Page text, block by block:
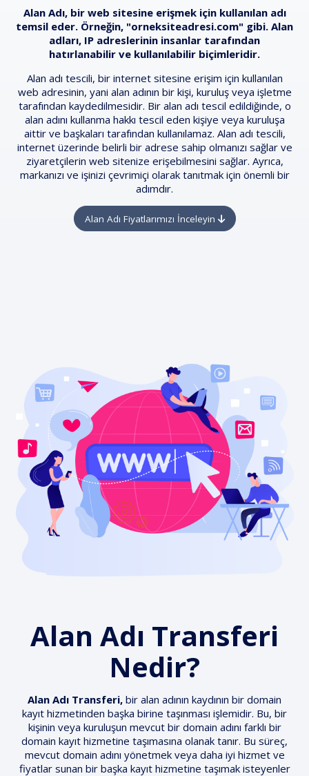
Alan Adı, bir web sitesine erişmek için kullanılan adı
temsil eder. Örneğin, "orneksiteadresi.com" gibi. Alan
adları, IP adreslerinin insanlar tarafından
hatırlanabilir ve kullanılabilir biçimleridir.
Alan adı tescili, bir internet sitesine erişim için kullanılan
web adresinin, yani alan adının bir kişi, kuruluş veya işletme
tarafından kaydedilmesidir. Bir alan adı tescil edildiğinde, o
alan adını kullanma hakkı tescil eden kişiye veya kuruluşa
aittir ve başkaları tarafından kullanılamaz. Alan adı tescili,
internet üzerinde belirli bir adrese sahip olmanızı sağlar ve
ziyaretçilerin web sitenize erişebilmesini sağlar. Ayrıca,
markanızı ve işinizi çevrimiçi olarak tanıtmak için önemli bir
adımdır.
Alan Adı Fiyatlarımızı İnceleyin
Alan Adı Transferi
Nedir?
Alan Adı Transferi, bir alan adının kaydının bir domain
kayıt hizmetinden başka birine taşınması işlemidir. Bu, bir
kişinin veya kuruluşun mevcut bir domain adını farklı bir
domain kayıt hizmetine taşımasına olanak tanır. Bu süreç,
mevcut domain adını yönetmek veya daha iyi hizmet ve
fiyatlar sunan bir başka kayıt hizmetine taşımak isteyenler